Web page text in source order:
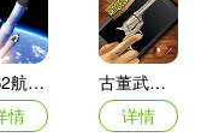
的空间
宠物粮和玩具。轻抚这些
一个瞬间都充满治愈与
SFS2航天模拟器手机版
情
古董武器模拟器
详情